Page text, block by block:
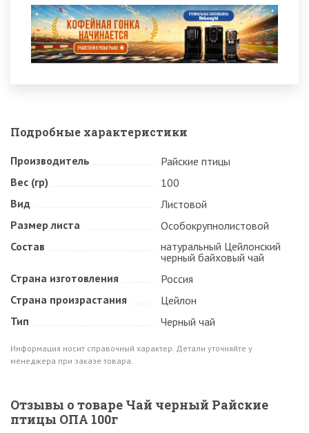
Подробные характеристики
Производитель
Райские птицы
Вес (гр)
100
Вид
Листовой
Размер листа
Особокрупнолистовой
Состав
натуральный Цейлонский
черный байховый чай
Страна изготовления
Россия
Страна произрастания
Цейлон
Тип
Черный чай
Информация носит справочный характер. Детали уточняйте у
менеджера при заказе товара.
Отзывы о товаре Чай черный Райские
птицы ОПА 100г